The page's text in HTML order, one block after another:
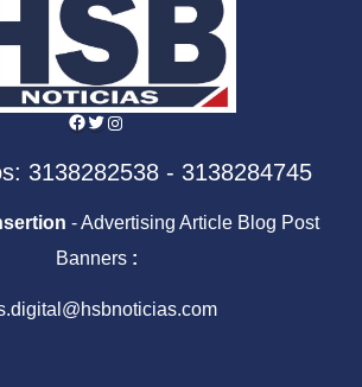
Facebook
Twitter
Instagram
3138282538 - 3138284745
- Advertising Article Blog Post
Banners :